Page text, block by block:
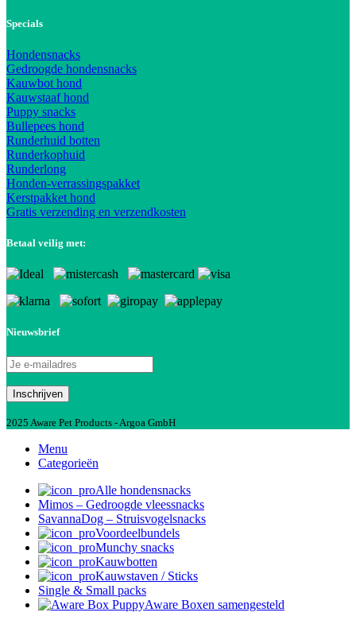
Specials
Hondensnacks
Gedroogde hondensnacks
Kauwbot hond
Kauwstaaf hond
Puppy snacks
Bullepees hond
Runderhuid botten
Runderkophuid
Runderlong
Honden-verrassingspakket
Kerstpakket hond
Gratis verzending en verzendkosten
Betaal veilig met:
Nieuwsbrief
2025 Aware Pet Products - Argoa GmbH
Menu
Categorieën
Alle hondensnacks
Mimos – Gedroogde vleessnacks
SavannaDog – Struisvogelsnacks
Voordeelbundels
Munchy snacks
Kauwbotten
Kauwstaven / Sticks
Single & Small packs
Aware Boxen samengesteld